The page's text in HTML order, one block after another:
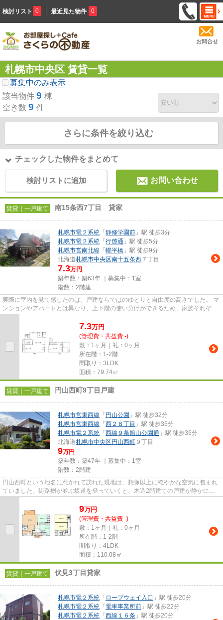
検討リスト 0 最近見た物件 0
お問合せ
札幌市中央区 賃貸一覧
募集中のみ表示
該当物件 9 棟
空き数 9 件
さらに条件を絞り込む
チェックした物件をまとめて
検討リストに追加 お問い合わせ
賃貸｜一戸建て 南15条西7丁目 貸家
札幌市電２系統 「 静修学園前 」駅 徒歩3分
札幌市電２系統 「 行啓通 」駅 徒歩5分
札幌市営南北線 「 幌平橋 」駅 徒歩9分
北海道札幌市中央区南十五条西 ７丁目
7.3万円
築年数：築63年 ｜募集中： 1室
階数：2階建
実際に室内を見て感じたのは、戸建ならではのゆとりと自由度の高さでした。 マ
ンションやアパートとは異なり、上下階の使い分けができるため、家族それぞれ
7.3万円
(管理費・共益費 -)
敷：1ヶ月｜礼：0ヶ月
所在階：1-2階
間取り：3LDK
面積：79.74㎡
賃貸｜一戸建て 円山西町9丁目戸建
札幌市営東西線 「 円山公園 」駅 徒歩32分
札幌市営東西線 「 西２８丁目 」駅 徒歩35分
札幌市電２系統 「 西線９条旭山公園通 」駅 徒歩35分
北海道札幌市中央区 円山西町 ９丁目
9万円
築年数：築47年 ｜募集中： 1室
階数：2階建
円山西町という地名に惹かれて訪れた現地は、想像以上に穏やかな空気に包まれ
ていました。街路樹が並ぶ坂道を登っていくと、木造2階建ての戸建が静かに佇
9万円
(管理費・共益費 -)
敷：1ヶ月｜礼：0ヶ月
所在階：1-2階
間取り：4LDK
面積：110.08㎡
賃貸｜一戸建て 伏見3丁目貸家
札幌市電２系統 「 ロープウェイ入口 」駅 徒歩20分
札幌市電２系統 「 電車事業所前 」駅 徒歩22分
札幌市電２系統 「 西線１６条 」駅 徒歩20分